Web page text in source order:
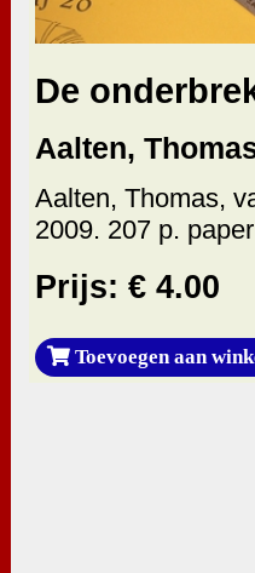
De
Aalten,
Aalten, Thomas,
2009. 207 p.
Prijs: € 4.00
Toevoegen aan